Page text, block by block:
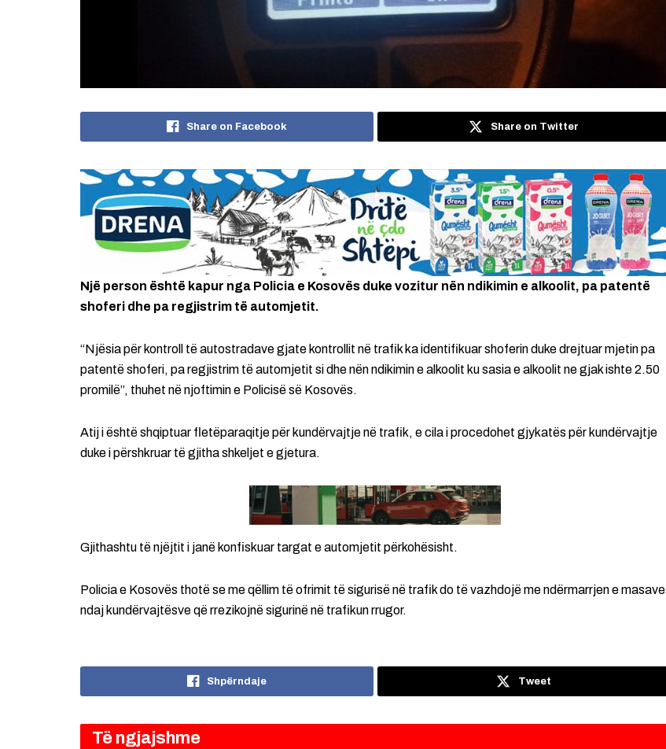
Share on Facebook Share on Twitter
Një person është kapur nga Policia e Kosovës duke vozitur nën ndikimin e alkoolit, pa patentë
shoferi dhe pa regjistrim të automjetit.
“Njësia për kontroll të autostradave gjate kontrollit në trafik ka identifikuar shoferin duke drejtuar mjetin pa
patentë shoferi, pa regjistrim të automjetit si dhe nën ndikimin e alkoolit ku sasia e alkoolit ne gjak ishte 2.50
promilë”, thuhet në njoftimin e Policisë së Kosovës.
Atij i është shqiptuar fletëparaqitje për kundërvajtje në trafik, e cila i procedohet gjykatës për kundërvajtje
duke i përshkruar të gjitha shkeljet e gjetura.
Gjithashtu të njëjtit i janë konfiskuar targat e automjetit përkohësisht.
Policia e Kosovës thotë se me qëllim të ofrimit të sigurisë në trafik do të vazhdojë me ndërmarrjen e masave
ndaj kundërvajtësve që rrezikojnë sigurinë në trafikun rrugor.
Shpërndaje Tweet
Të ngjajshme